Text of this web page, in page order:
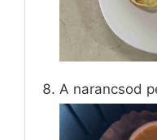
A narancsod